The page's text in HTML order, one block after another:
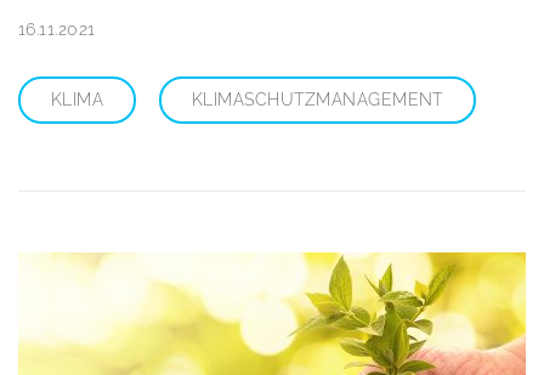
16.11.2021
KLIMA KLIMASCHUTZMANAGEMENT